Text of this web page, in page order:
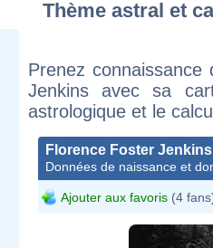
Thème astral et
Prenez
Jenkins avec sa
astrologique et le
Florence Foster Jenkins
Données de naissance et
Ajouter aux favoris (4